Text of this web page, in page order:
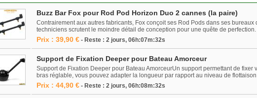
Buzz Bar Fox pour Rod Pod Horizon Duo 2 cannes (la paire)
Contrairement aux autres fabricants, Fox conçoit ses Rod Pods dans ses
techniciens scrutent le moindre détail de conception pour une quête de
Prix : 39,90 € - Reste : 2 jours, 06h:07m:32s
Support de Fixation Deeper pour Bateau Amorceur
Support de Fixation Deeper pour Bateau AmorceurUn support permettant de fixer
bras réglable, vous pouvez adapter la longueur par rapport au niveau de
Prix : 44,90 € - Reste : 2 jours, 06h:08m:32s